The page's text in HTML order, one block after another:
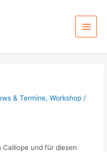
Main
& Termine,Workshop /
und für diesen